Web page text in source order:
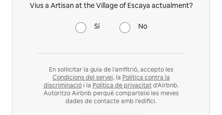
Vius a Artisan at the Village of Escaya actualment?
Sí No
En sol·licitar la guia de l'amfitrió, accepto les
Condicions del servei, la Política contra la
discriminaciói la Política de privacitatd'Airbnb.
Autoritzo Airbnb perquè comparteixi les meves
dades de contacte amb l'edifici.